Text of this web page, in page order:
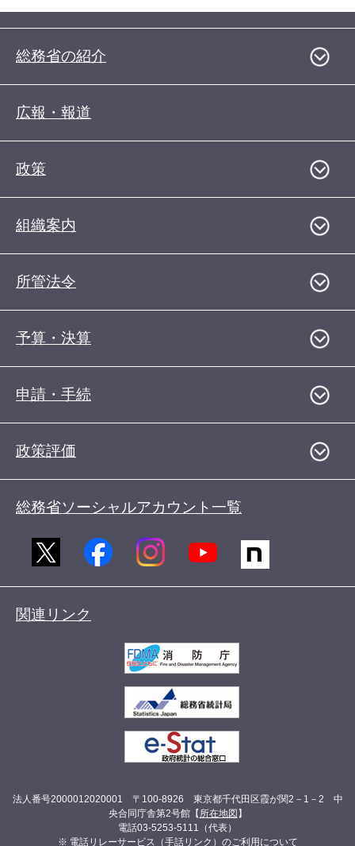
総務省の紹介
広報・報道
政策
組織案内
所管法令
予算・決算
申請・手続
政策評価
総務省ソーシャルアカウント一覧
関連リンク
法人番号2000012020001 〒100-8926 東京都千代田区霞が関2－1－2 中
央合同庁舎第2号館【 所在地図 】
電話03-5253-5111（代表）
※ 電話リレーサービス（手話リンク）のご利用について